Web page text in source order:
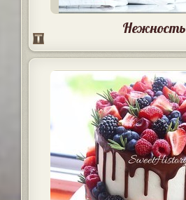
Нежность